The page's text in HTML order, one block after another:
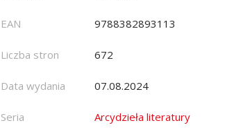
EAN 9788382893113
Liczba stron 672
Data wydania 07.08.2024
Seria Arcydzieła literatury